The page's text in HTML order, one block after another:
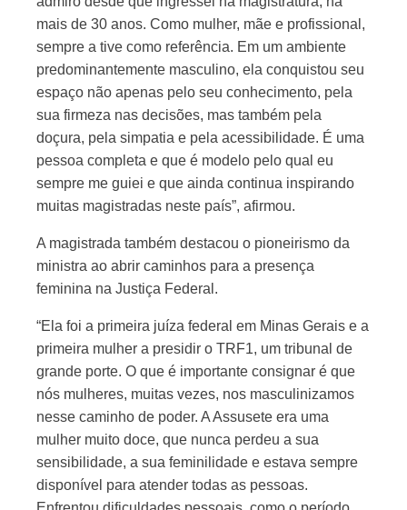
mais de 30 anos. Como mulher, mãe e profissional,
sempre a tive como referência. Em um ambiente
predominantemente masculino, ela conquistou seu
espaço não apenas pelo seu conhecimento, pela
sua firmeza nas decisões, mas também pela
doçura, pela simpatia e pela acessibilidade. É uma
pessoa completa e que é modelo pelo qual eu
sempre me guiei e que ainda continua inspirando
muitas magistradas neste país”, afirmou.
A magistrada também destacou o pioneirismo da
ministra ao abrir caminhos para a presença
feminina na Justiça Federal.
“Ela foi a primeira juíza federal em Minas Gerais e a
primeira mulher a presidir o TRF1, um tribunal de
grande porte. O que é importante consignar é que
nós mulheres, muitas vezes, nos masculinizamos
nesse caminho de poder. A Assusete era uma
mulher muito doce, que nunca perdeu a sua
sensibilidade, a sua feminilidade e estava sempre
disponível para atender todas as pessoas.